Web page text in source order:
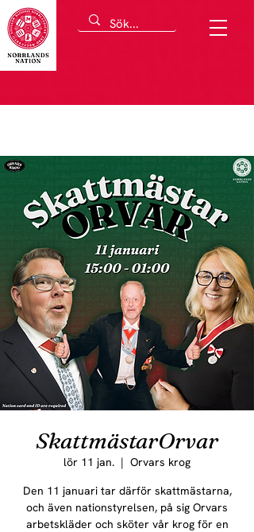
SkattmästarOrvar
lör 11 jan.
  |
Orvars krog
Den 11 januari tar därför skattmästarna,
och även nationstyrelsen, på sig Orvars
arbetskläder och sköter vår krog för en